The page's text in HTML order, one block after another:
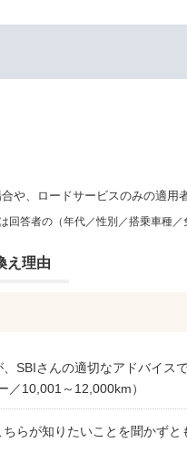
や、ロードサービスのみの適用
回答者の（年代／性別／搭乗車種
え理由
SBIさんの適切なアドバイス
／10,001～12,000km）
らが知りたいことを聞かず